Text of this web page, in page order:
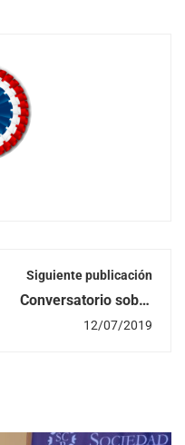
Siguiente publicación
Conversatorio sobre
Investigación en
Ingeniería Industrial
12/07/2019